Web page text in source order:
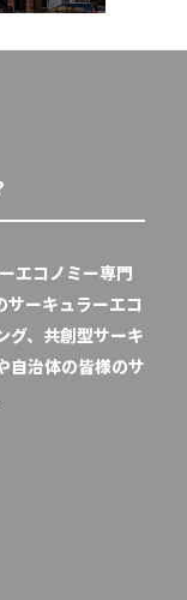
エコノミー専門
サーキュラーエコ
グ、共創型サーキ
自治体の皆様のサ